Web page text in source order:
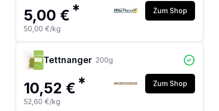
5,00 € *
50,00 €/kg
Zum Shop
Tettnanger 200g
10,52 € *
52,60 €/kg
Zum Shop